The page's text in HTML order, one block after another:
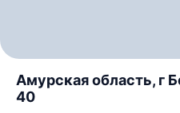
Амурская область, г
40